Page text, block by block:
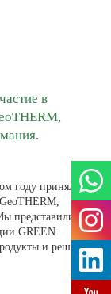
в
году приняла
представили
GREEN
и решения